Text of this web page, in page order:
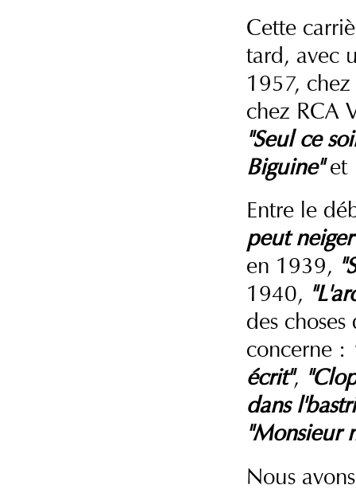
Cette
tard, avec
1957,
chez RCA
"Seul ce
Biguine"et
Entre le
peut
en 1939,
1940,
des
concerne :
écrit",
dans
"Monsieur
Nous